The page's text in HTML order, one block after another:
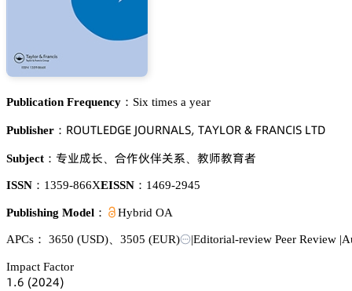
Publication Frequency： Six times a year
Publisher： 葤鵣侶穫欄乊枀佥乊 嗧鵣侶葤沟嵻欄偌, 穫嵻巨欄鵣葤 & 彦葤嵻沟。喊偌 欄穫枀
Subject： 角簱㩆㾛 頵傒钻㼲姮忚 䯄慻䯄猇剐
ISSN： 1359-866XEISSN： 1469-2945
Publishing Model： Hybrid OA
APCs： 3650 (USD) 3505 (EUR) |Editorial-review Peer Review |
Impact Factor
声.炆 (缗蔡缗鋺)